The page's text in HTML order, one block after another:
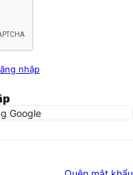
nhập
Google